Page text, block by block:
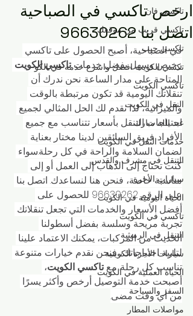
تاكسي فان
تاكسي قريب من موقعك
تاكسي جيب
تكسي الكويت افضل واسرع خدمه في الكو
تاكسي الكويت
النقل في الكويت
عبد الله مبارك
خدمات النقل في الكويت
التنقل في مشرف والقدس
سيارات الأجرة
الحياة اليومية في الكويت
تاكسي في الكويت
التنقل في الرميثية
سيارات الأجرة الكويتية
الحياة العملية في الكويت
السفر والسياحة
مواصلات المطار
ارخص تاكسي في الصباحية
اتصل بنا 96630262
في الصباحية، أصبح الحصول على تاكسي
رخيص وسهل بفضل خدمات تاكسي الكويت
المتاحة على مدار الساعة. نحن ندرك أن
تنقلاتك اليومية قد تكون مرتبطة بالوقت
والميزانية، لذا نقدم لك الحل المثالي لجميع
احتياجات التنقل بأسعار تتناسب مع جميع
الأفراد. فريق السائقين لدينا مختار بعناية
لضمان السلامة والراحة في كل رحلة.سواء
كنت تحتاج إلى الذهاب إلى العمل أو إلى
مناسبة خاصة، فنحن هنا لنساعدك. اتصل بنا
على الرقم 96630262 للحصول على
أفضل الأسعار والخدمات التي تجعل تنقلاتك
تجربة مريحة وسلسة. بفضل أسطولنا
الحديث من المركبات، يمكنك الاعتماد علينا
لتلبية احتياجاتك، فنحن نقدم خيارات متنوعة
تناسب كل رحلة. مع تاكسي الكويت،
أصبحت خدمة التوصيل أرخص وأكثر يسرًا
من أي وقت مضى.